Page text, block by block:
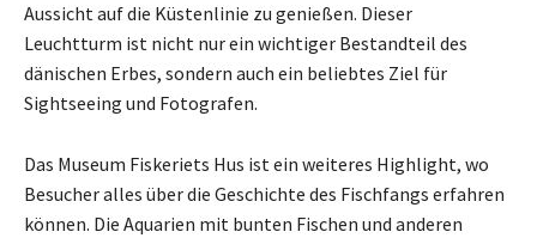
Aussicht auf die Küstenlinie zu genießen. Dieser
Leuchtturm ist nicht nur ein wichtiger Bestandteil des
dänischen Erbes, sondern auch ein beliebtes Ziel für
Sightseeing und Fotografen.
Das Museum Fiskeriets Hus ist ein weiteres Highlight, wo
Besucher alles über die Geschichte des Fischfangs erfahren
können. Die Aquarien mit bunten Fischen und anderen